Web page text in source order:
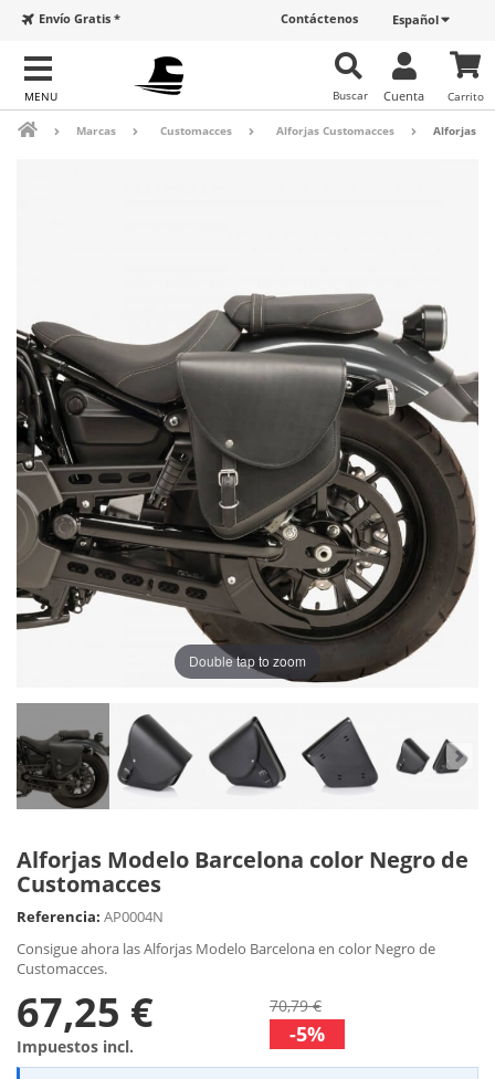
Español
Contáctenos
Envío Gratis *
Carrito
Cuenta
Buscar
Marcas Customacces Alforjas Customacces Alforjas
Double tap to zoom
Alforjas Modelo Barcelona color Negro de
Customacces
Referencia: AP0004N
Consigue ahora las Alforjas Modelo Barcelona en color Negro de
Customacces.
67,25 €
Impuestos incl.
70,79 €
-5%